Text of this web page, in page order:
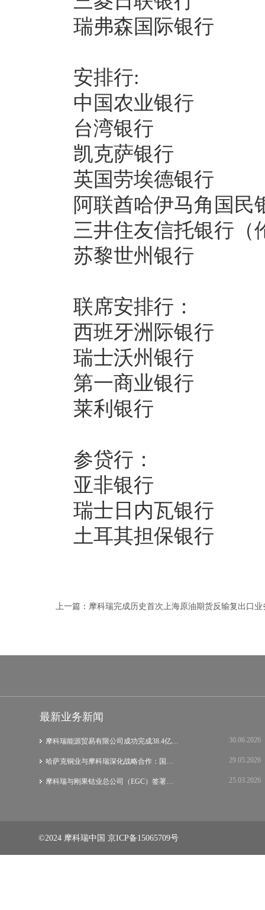
瑞弗森国际银行
安排行:
中国农业银行
台湾银行
凯克萨银行
英国劳埃德银行
阿联酋哈伊马角国民
三井住友信托银行（
苏黎世州银行
联席安排行：
西班牙洲际银行
瑞士沃州银行
第一商业银行
莱利银行
参贷行：
亚非银行
瑞士日内瓦银行
土耳其担保银行
上一篇： 摩科瑞完成历史首次上海原油期货反输复出口业
最新业务新闻
摩科瑞能源贸易有限公司成功完成38.4亿美元… 30.06.2026
哈萨克铜业与摩科瑞深化战略合作：国际集团… 29.05.2026
摩科瑞与刚果钴业总公司（EGC）签署战略谅… 25.03.2026
©2024 摩科瑞中国 京ICP备15065709号